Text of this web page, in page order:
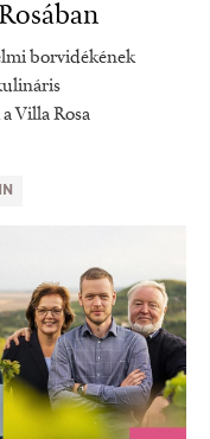
borvidékének
Villa Rosa